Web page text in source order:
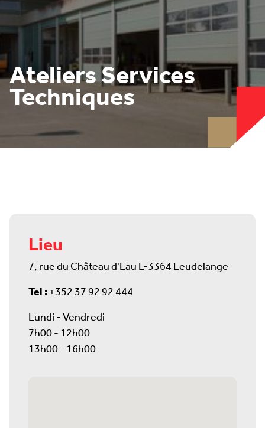
Ateliers Services
Techniques
Lieu
7, rue du Château d'Eau L-3364 Leudelange
Tel :+352 37 92 92 444
Lundi - Vendredi
7h00 - 12h00
13h00 - 16h00